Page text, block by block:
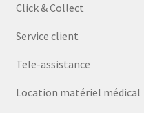
Click & Collect
Service client
Tele-assistance
Location matériel médical